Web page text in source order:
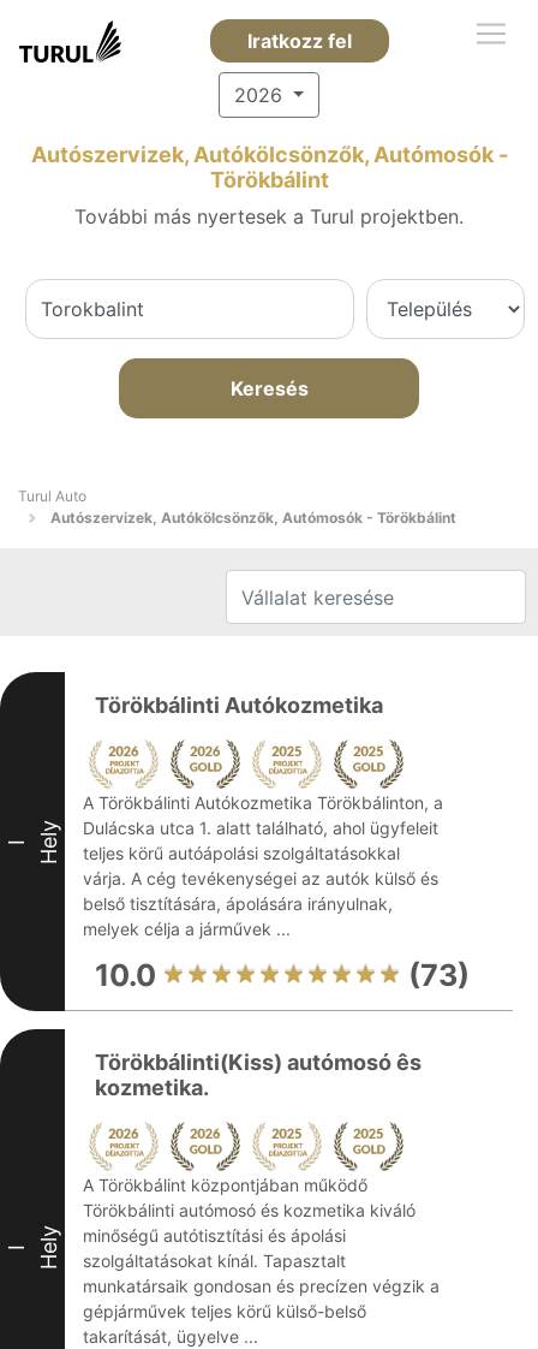
Iratkozz fel
2026
Autószervizek, Autókölcsönzők, Autómosók -
Törökbálint
További más nyertesek a Turul projektben.
Keresés
Turul Auto
Autószervizek, Autókölcsönzők, Autómosók - Törökbálint
I Hely
Törökbálinti Autókozmetika
A Törökbálinti Autókozmetika Törökbálinton, a
Dulácska utca 1. alatt található, ahol ügyfeleit
teljes körű autóápolási szolgáltatásokkal
várja. A cég tevékenységei az autók külső és
belső tisztítására, ápolására irányulnak,
melyek célja a járművek ...
10.0 (73)
I Hely
Törökbálinti(Kiss) autómosó ês
kozmetika.
A Törökbálint központjában működő
Törökbálinti autómosó és kozmetika kiváló
minőségű autótisztítási és ápolási
szolgáltatásokat kínál. Tapasztalt
munkatársaik gondosan és precízen végzik a
gépjárművek teljes körű külső-belső
takarítását, ügyelve ...